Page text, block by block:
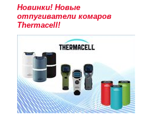
Новинки! Новые
отпугиватели комаров
Thermacell!